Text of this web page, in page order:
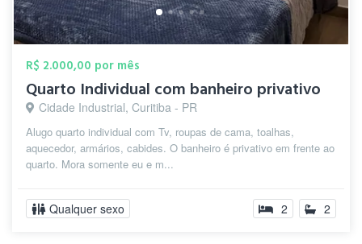
R$ 2.000,00 por mês
Quarto Individual com banheiro privativo
Cidade Industrial, Curitiba - PR
Alugo quarto individual com Tv, roupas de cama, toalhas,
aquecedor, armários, cabides. O banheiro é privativo em frente ao
quarto. Mora somente eu e m...
Qualquer sexo 2 2